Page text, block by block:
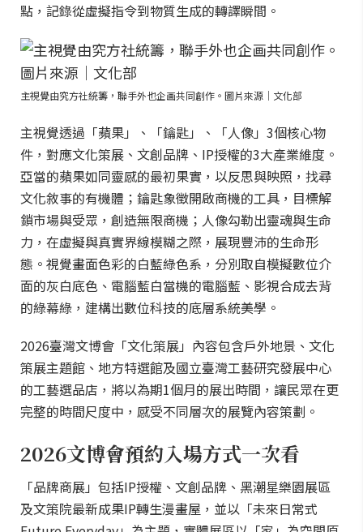
點，記錄從虛擬指令到物質生成的轉譯瞬間。
主視覺由究方社統籌，聯手外也企画共同創作。圖片來源｜文化部
主視覺透過「蘋果」、「鑰匙」、「人像」3個核心物
件，對應文化策展、文創品牌、IP授權的3大產業維度。
亞當的蘋果如同靈感的最初果實，以反思與映照，找尋
文化敘事的有機體；鑰匙象徵開啟商機的工具，目標解
鎖市場與受眾，創造無限商機；人像勾勒出靈魂與生命
力，在虛擬與真實界線模糊之際，展現豐沛的生命形
態。視覺畫面色彩的白藍綠色系，分別取自模擬數位介
面的灰白底色、電腦藍白當機的電腦藍、影視合成去背
的綠幕綠，建構出數位科技的底層系統美學。
2026臺灣文博會「文化策展」內容包含戶外地景、文化
策展主題館、地方特選館及國立臺灣工藝研究發展中心
的工藝選品店，將以為期1個月的展出時間，讓民眾在更
完整的時間尺度中，感受不同層次的展覽內容策劃。
2026文博會預約入場方式一次看
「品牌商展」包括IP授權、文創品牌、黑潮星樂園展區
及文策院最新成果IP轉生漫畫屋，並以「未來日常式